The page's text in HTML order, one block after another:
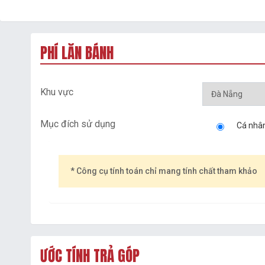
PHÍ LĂN BÁNH
Khu vực
Mục đích sử dụng Cá
* Công cụ tính toán chỉ mang tính chất tham khảo
ƯỚC TÍNH TRẢ GÓP